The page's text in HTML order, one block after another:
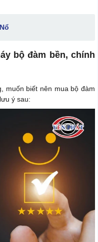
bộ đàm bền, chính
muốn biết nên mua bộ đàm
ý sau: